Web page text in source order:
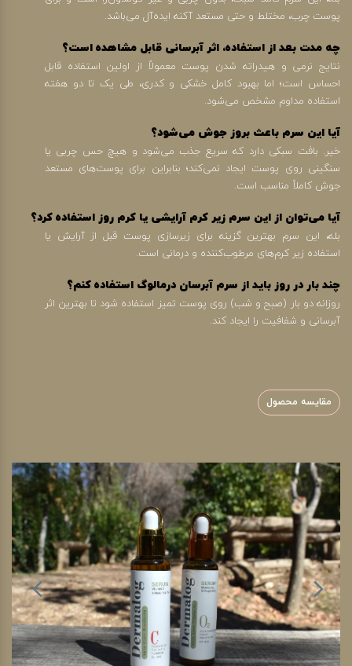
پوست چرب، مختلط و حتی مستعد آکنه ایده‌آل می‌باشد.
چه مدت بعد از استفاده، اثر آبرسانی قابل مشاهده است؟
نتایج نرمی و هیدراته شدن پوست معمولاً از اولین استفاده قابل
احساس است؛ اما بهبود کامل خشکی و کدری، طی یک تا دو هفته
استفاده مداوم مشخص می‌شود.
آیا این سرم باعث بروز جوش می‌شود؟
خیر. بافت سبکی دارد که سریع جذب می‌شود و هیچ حس چربی یا
سنگینی روی پوست ایجاد نمی‌کند؛ بنابراین برای پوست‌های مستعد
جوش کاملاً مناسب است.
آیا می‌توان از این سرم زیر کرم آرایشی یا کرم روز استفاده کرد؟
بله، این سرم بهترین گزینه برای زیرسازی پوست قبل از آرایش یا
استفاده زیر کرم‌های مرطوب‌کننده و درمانی است.
چند بار در روز باید از سرم آبرسان درمالوگ استفاده کنم؟
روزانه دو بار (صبح و شب) روی پوست تمیز استفاده شود تا بهترین اثر
آبرسانی و شفافیت را ایجاد کند.
مقایسه محصول